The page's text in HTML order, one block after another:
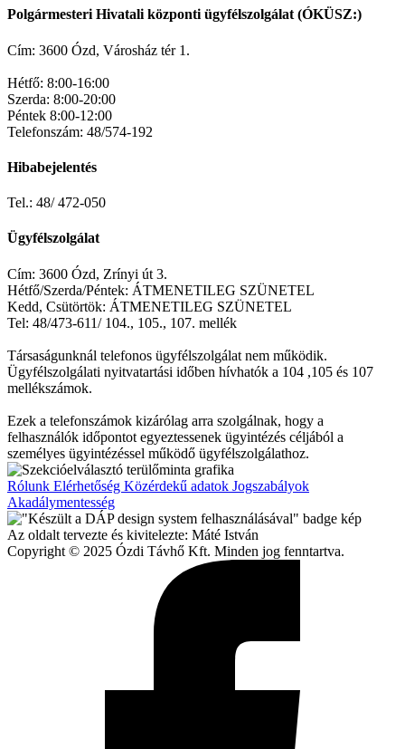
Polgármesteri Hivatali központi ügyfélszolgálat (ÓKÜSZ:)
Cím: 3600 Ózd, Városház tér 1.
Hétfő: 8:00-16:00
Szerda: 8:00-20:00
Péntek 8:00-12:00
Telefonszám: 48/574-192
Hibabejelentés
Tel.: 48/ 472-050
Ügyfélszolgálat
Cím: 3600 Ózd, Zrínyi út 3.
Hétfő/Szerda/Péntek: ÁTMENETILEG SZÜNETEL
Kedd, Csütörtök: ÁTMENETILEG SZÜNETEL
Tel: 48/473-611/ 104., 105., 107. mellék
Társaságunknál telefonos ügyfélszolgálat nem működik.
Ügyfélszolgálati nyitvatartási időben hívhatók a 104 ,105 és 107
mellékszámok.
Ezek a telefonszámok kizárólag arra szolgálnak, hogy a
felhasználók időpontot egyeztessenek ügyintézés céljából a
személyes ügyintézéssel működő ügyfélszolgálathoz.
Rólunk Elérhetőség Közérdekű adatok Jogszabályok
Akadálymentesség
Az oldalt tervezte és kivitelezte: Máté István
Copyright © 2025 Ózdi Távhő Kft. Minden jog fenntartva.